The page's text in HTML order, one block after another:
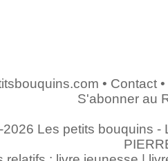
• Contact•
S'abonner au
Les petits bouquins -